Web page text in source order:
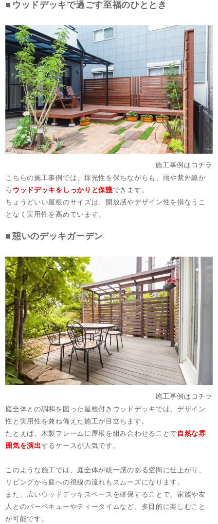
ウッドデッキで過ごす至福のひととき
施工事例はコチラ
こちらの施工事例では、採光性を保ちながらも、雨や紫外線か
ら ウッドデッキをしっかりと保護できます。
ちょうどいい屋根のサイズは、開放感やデザイン性を損なうこ
となく実用性を高めています。
憩いのデッキガーデン
施工事例はコチラ
庭全体との調和を図った屋根付きウッドデッキでは、デザイン
性と実用性を兼ね備えた施工が目立ちます。
たとえば、木製フレームに屋根を組み合わせることで自然な雰
囲気を演出するケースが人気です。
このような施工では、庭全体が統一感のある空間に仕上がり、
リビングから庭への視線の流れもスムーズになります。
また、広いウッドデッキスペースを確保することで、家族や友
人とのバーベキューやティータイムなど、多目的に楽しむこと
が可能です。